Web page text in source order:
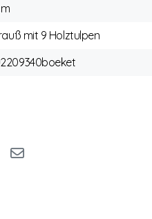
mit 9 Holztulpen